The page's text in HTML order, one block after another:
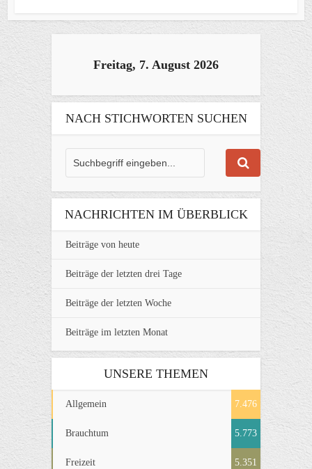
Freitag, 7. August 2026
NACH STICHWORTEN SUCHEN
NACHRICHTEN IM ÜBERBLICK
Beiträge von heute
Beiträge der letzten drei Tage
Beiträge der letzten Woche
Beiträge im letzten Monat
UNSERE THEMEN
Allgemein 7.476
Brauchtum 5.773
Freizeit 5.351